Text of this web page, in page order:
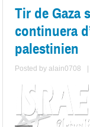
Tir de Gaza
continuera
palestinien
Posted byalain0708